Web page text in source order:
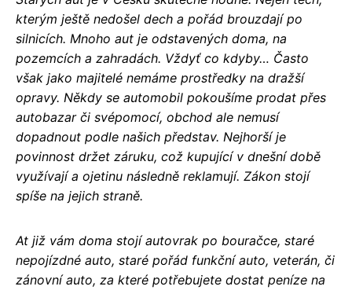
kterým ještě nedošel dech a pořád brouzdají po
silnicích. Mnoho aut je odstavených doma, na
pozemcích a zahradách. Vždyť co kdyby… Často
však jako majitelé nemáme prostředky na dražší
opravy. Někdy se automobil pokoušíme prodat přes
autobazar či svépomocí, obchod ale nemusí
dopadnout podle našich představ. Nejhorší je
povinnost držet záruku, což kupující v dnešní době
využívají a ojetinu následně reklamují. Zákon stojí
spíše na jejich straně.
At již vám doma stojí autovrak po bouračce, staré
nepojízdné auto, staré pořád funkční auto, veterán, či
zánovní auto, za které potřebujete dostat peníze na